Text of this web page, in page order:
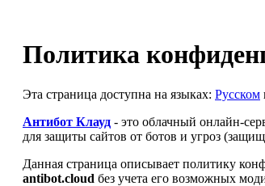
Политика
Эта страница доступна на языках: Русском
Антибот Клауд - это облачный онлайн-
для защиты сайтов от ботов и угроз
Данная страница описывает политику
antibot.cloud без учета его возможных